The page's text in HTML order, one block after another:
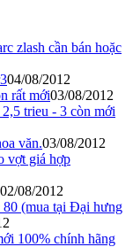
zlash cần bán hoặc
04/08/2012
rất mới03/08/2012
trieu - 3 còn mới
văn.03/08/2012
vợt giá hợp
02/08/2012
(mua tại Đại hưng
100% chính hãng